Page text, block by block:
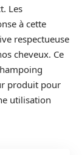
Les
à cette
respectueuse
cheveux. Ce
produit pour
utilisation